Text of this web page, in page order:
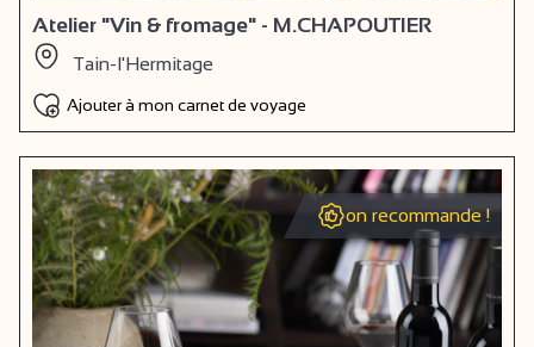
Atelier "Vin & fromage" - M.CHAPOUTIER
Tain-l'Hermitage
Ajouter à mon carnet de voyage
on recommande !